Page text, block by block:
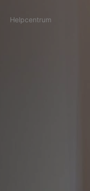
Helpcentrum